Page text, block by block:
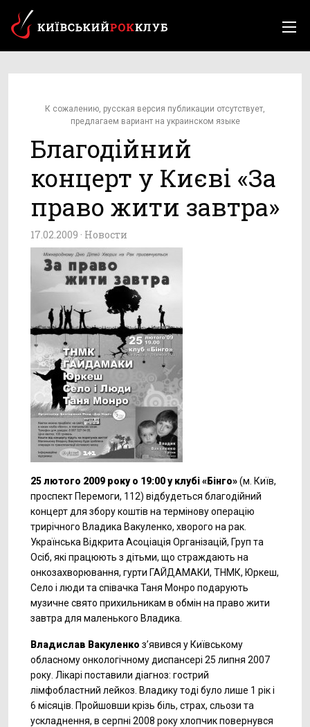
К сожалению, русская версия публикации отсутствует,
предлагаем вариант на украинском языке
Благодійний
концерт у Києві «За
право жити завтра»
17.02.2009 · Новости
25 лютого 2009 року о 19:00 у клубі «Бінго»(м. Київ,
проспект Перемоги, 112) відбудеться благодійний
концерт для збору коштів на термінову операцію
трирічного Владика Вакуленко, хворого на рак.
Українська Відкрита Асоціація Організацій, Груп та
Осіб, які працюють з дітьми, що страждають на
онкозахворювання, гурти ГАЙДАМАКИ, ТНМК, Юркеш,
Село і люди та співачка Таня Монро подарують
музичне свято прихильникам в обмін на право жити
завтра для маленького Владика.
Владислав Вакуленко з’явився у Київському
обласному онкологічному диспансері 25 липня 2007
року. Лікарі поставили діагноз: гострий
лімфобластний лейкоз. Владику тоді було лише 1 рік і
6 місяців. Пройшовши крізь біль, страх, сльози та
ускладнення, в серпні 2008 року хлопчик повернувся